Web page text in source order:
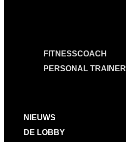
FITNESSCOACH
PERSONAL TRAINER
NIEUWS
DE LOBBY